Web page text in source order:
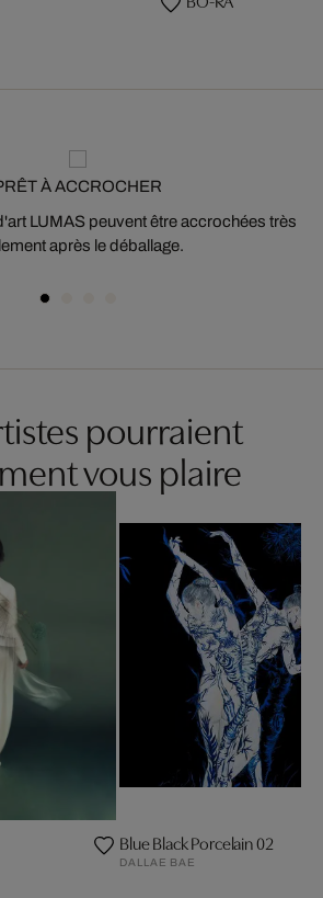
À ACCROCHER
LUMAS peuvent être accrochées très
après le déballage.
pourraient
vous plaire
Blue Black Porcelain 02
DALLAE BAE